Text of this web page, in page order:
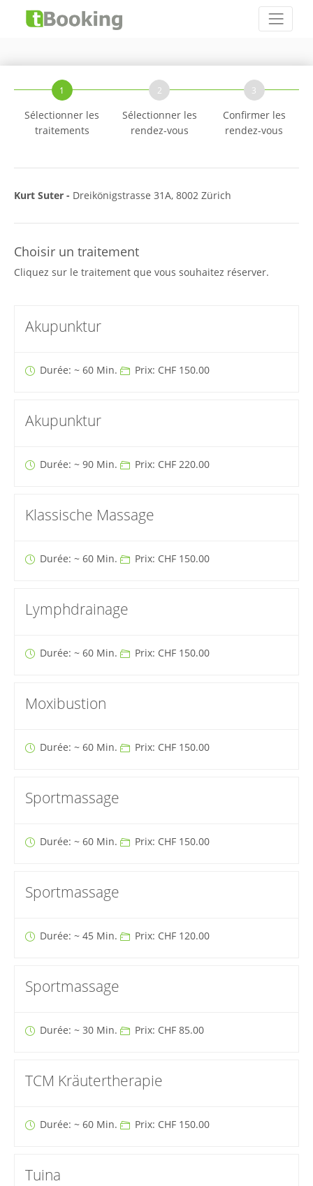
1
Sélectionner les
traitements
2
Sélectionner les
rendez-vous
3
Confirmer les
rendez-vous
Kurt Suter - Dreikönigstrasse 31A, 8002 Zürich
Choisir un traitement
Cliquez sur le traitement que vous souhaitez réserver.
Akupunktur
Durée: ~ 60 Min. Prix: CHF 150.00
Akupunktur
Durée: ~ 90 Min. Prix: CHF 220.00
Klassische Massage
Durée: ~ 60 Min. Prix: CHF 150.00
Lymphdrainage
Durée: ~ 60 Min. Prix: CHF 150.00
Moxibustion
Durée: ~ 60 Min. Prix: CHF 150.00
Sportmassage
Durée: ~ 60 Min. Prix: CHF 150.00
Sportmassage
Durée: ~ 45 Min. Prix: CHF 120.00
Sportmassage
Durée: ~ 30 Min. Prix: CHF 85.00
TCM Kräutertherapie
Durée: ~ 60 Min. Prix: CHF 150.00
Tuina